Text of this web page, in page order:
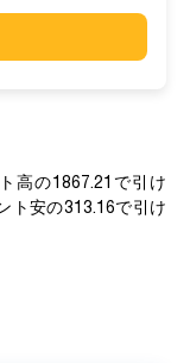
高の1867.21で引け
ト安の313.16で引け